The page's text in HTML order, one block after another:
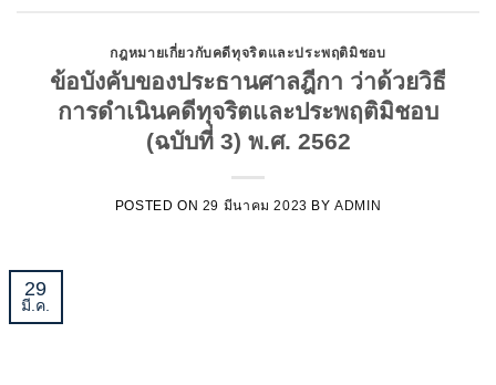
กฎหมายเกี่ยวกับคดีทุจริตและประพฤติมิชอบ
ข้อบังคับของประธานศาลฎีกา ว่าด้วยวิธี
การดำเนินคดีทุจริตและประพฤติมิชอบ
(ฉบับที่ 3) พ.ศ. 2562
POSTED ON 29 มีนาคม 2023 BYADMIN
29
มี.ค.